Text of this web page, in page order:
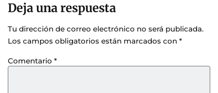
Deja una respuesta
Tu dirección de correo electrónico no será publicada.
Los campos obligatorios están marcados con *
Comentario *